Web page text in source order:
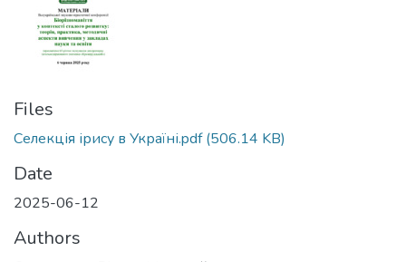
Files
Селекція ірису в Україні.pdf(506.14 KB)
Date
2025-06-12
Authors